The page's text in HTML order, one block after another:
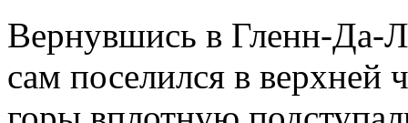
Вернувшись в Гленн-Да-
сам поселился в верхней